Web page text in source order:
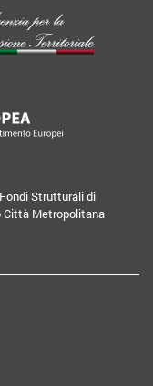
Strutturali di
Città Metropolitana